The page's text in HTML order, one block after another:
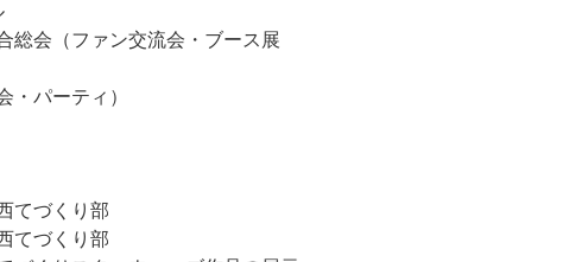
総会（ファン交流会・ブース展
・パーティ）
てづくり部
てづくり部